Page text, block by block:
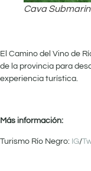
Cava
El Camino del Vino de
de la provincia para
experiencia turística.
Más información:
Turismo Río Negro: IG/